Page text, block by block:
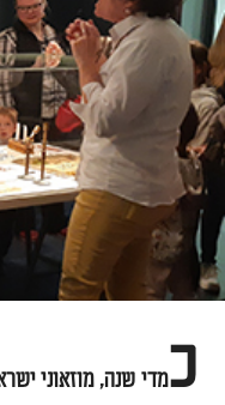
כמדי שנה, מוזאוני